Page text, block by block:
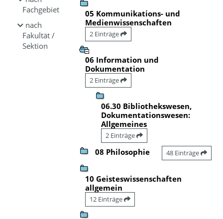
Fachgebiet
nach
Fakultät /
Sektion
05 Kommunikations- und
Medienwissenschaften
2 Einträge
06 Information und
Dokumentation
2 Einträge
06.30 Bibliothekswesen,
Dokumentationswesen:
Allgemeines
2 Einträge
08 Philosophie 48 Einträge
10 Geisteswissenschaften
allgemein
12 Einträge